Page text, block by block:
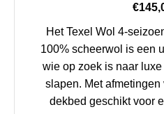
Het Texel Wol 4-
100% scheerwol is een
wie op zoek is naar
slapen. Met
dekbed geschikt voor